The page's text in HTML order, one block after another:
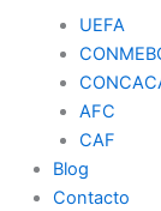
UEFA
AFC
CAF
Blog
Contacto